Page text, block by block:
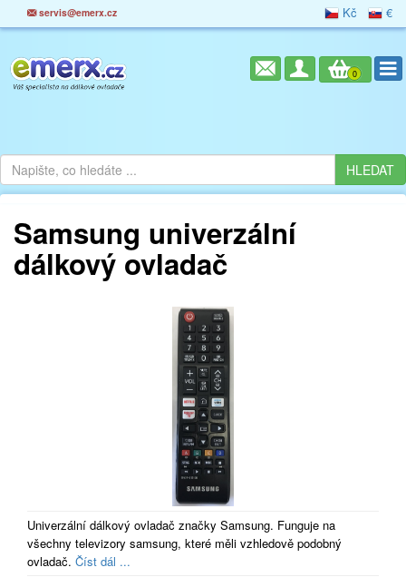
servis@emerx.cz Kč €
0
Samsung univerzální
dálkový ovladač
Univerzální dálkový ovladač značky Samsung. Funguje na
všechny televizory samsung, které měli vzhledově podobný
ovladač. Číst dál ...